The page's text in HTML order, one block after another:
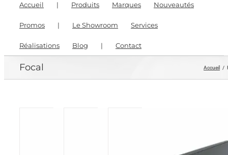
Accueil | Produits Marques Nouveautés
Promos | Le Showroom Services
Réalisations Blog | Contact
Focal Accueil